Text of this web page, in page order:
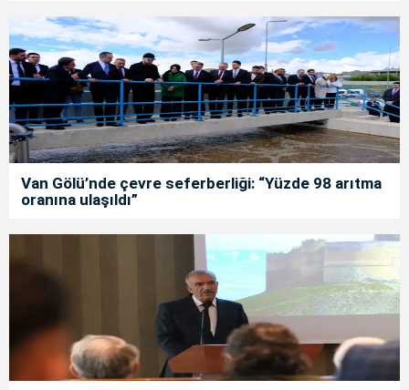
Van Gölü’nde çevre seferberliği: “Yüzde 98 arıtma
oranına ulaşıldı”